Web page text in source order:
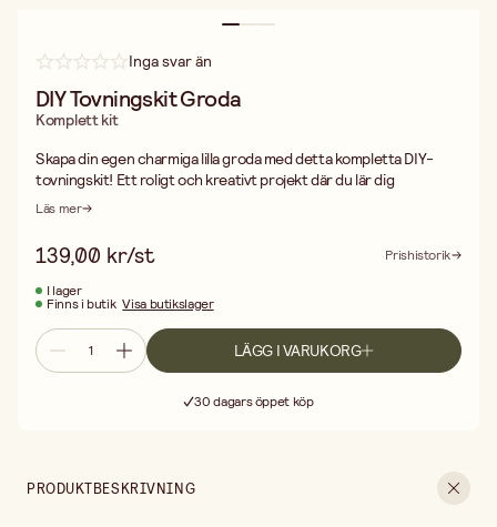
Inga svar än
DIY Tovningskit Groda
Komplett kit
Skapa din egen charmiga lilla groda med detta kompletta DIY-
tovningskit! Ett roligt och kreativt projekt där du lär dig
grunderna i nåltovning samtidigt som du formar ett unikt djur i ull.
instruktioner som guidar dig steg för steg. Perfekt för nybörjare
eller som ett mysigt helgprojekt!
Ett kreativt och avkopplande DIY-kit för både stora och små.
Läs mer
139,00 kr/st
Prishistorik
I lager
Finns i butik Visa butikslager
LÄGG I VARUKORG
Fri frakt vid köp över 499:-
30 dagars öppet köp
PRODUKTBESKRIVNING